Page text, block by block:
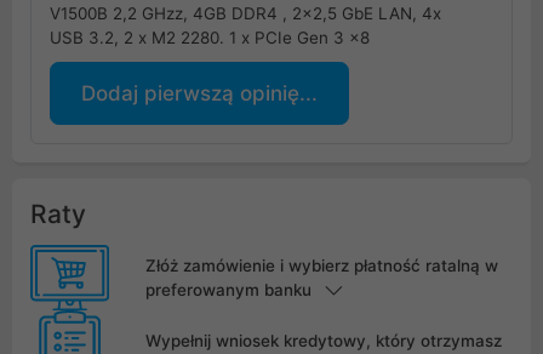
V1500B 2,2 GHzz, 4GB DDR4 , 2x2,5 GbE LAN, 4x
USB 3.2, 2 x M2 2280. 1 x PCIe Gen 3 x8
Dodaj pierwszą opinię...
Raty
Złóż zamówienie i wybierz płatność ratalną w
preferowanym banku
Wypełnij wniosek kredytowy, który otrzymasz